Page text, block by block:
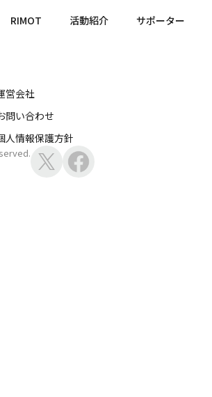
RIMOT 活動紹介 サポーター
社
営会社
問い合わせ
人情報保護方針